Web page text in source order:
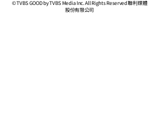
© TVBS GOOD by TVBS Media Inc. All Rights Reserved 聯利媒體
股份有限公司